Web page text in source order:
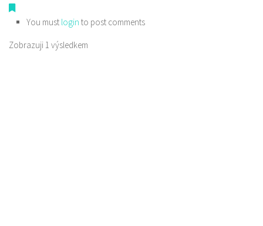
You must login to post comments
Zobrazuji 1 výsledkem